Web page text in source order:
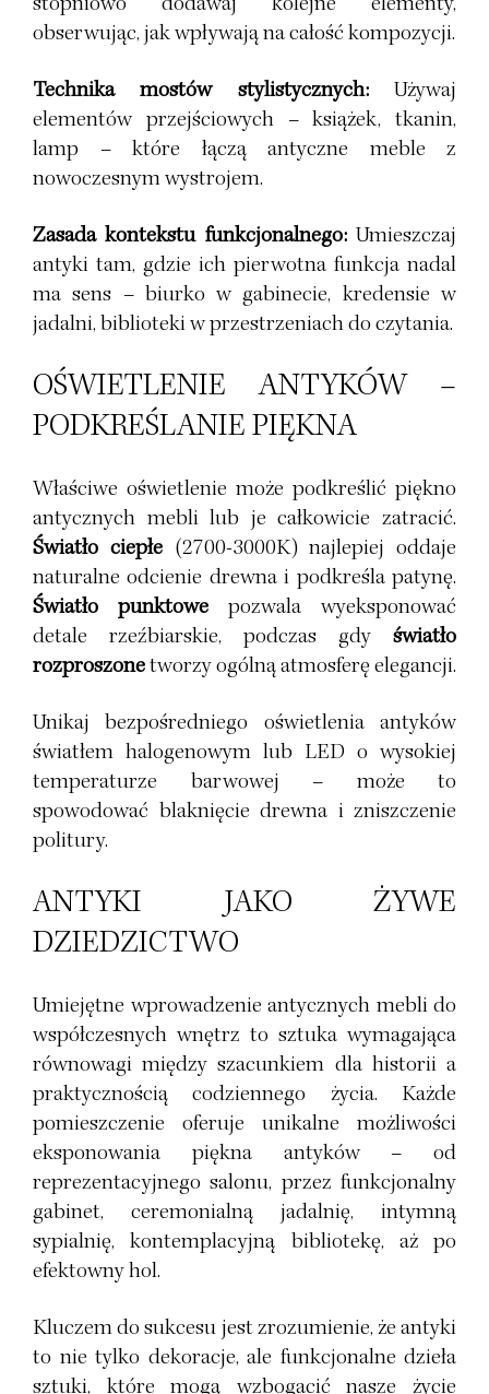
obserwując, jak wpływają na całość kompozycji.
Technika mostów stylistycznych:Używaj
elementów przejściowych – książek, tkanin,
lamp – które łączą antyczne meble z
nowoczesnym wystrojem.
Zasada kontekstu funkcjonalnego:Umieszczaj
antyki tam, gdzie ich pierwotna funkcja nadal
ma sens – biurko w gabinecie, kredensie w
jadalni, biblioteki w przestrzeniach do czytania.
OŚWIETLENIE ANTYKÓW –
PODKREŚLANIE PIĘKNA
Właściwe oświetlenie może podkreślić piękno
antycznych mebli lub je całkowicie zatracić.
Światło ciepłe(2700-3000K) najlepiej oddaje
naturalne odcienie drewna i podkreśla patynę.
Światło punktowe pozwala wyeksponować
detale rzeźbiarskie, podczas gdy światło
rozproszonetworzy ogólną atmosferę elegancji.
Unikaj bezpośredniego oświetlenia antyków
światłem halogenowym lub LED o wysokiej
temperaturze barwowej – może to
spowodować blaknięcie drewna i zniszczenie
politury.
ANTYKI JAKO ŻYWE
DZIEDZICTWO
Umiejętne wprowadzenie antycznych mebli do
współczesnych wnętrz to sztuka wymagająca
równowagi między szacunkiem dla historii a
praktycznością codziennego życia. Każde
pomieszczenie oferuje unikalne możliwości
eksponowania piękna antyków – od
reprezentacyjnego salonu, przez funkcjonalny
gabinet, ceremonialną jadalnię, intymną
sypialnię, kontemplacyjną bibliotekę, aż po
efektowny hol.
Kluczem do sukcesu jest zrozumienie, że antyki
to nie tylko dekoracje, ale funkcjonalne dzieła
sztuki, które mogą wzbogacić nasze życie